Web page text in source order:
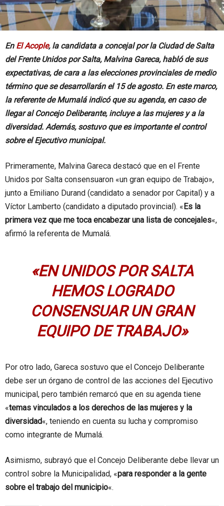
En El Acople, la candidata a concejal por la Ciudad de Salta
del Frente Unidos por Salta, Malvina Gareca, habló de sus
expectativas, de cara a las elecciones provinciales de medio
término que se desarrollarán el 15 de agosto. En este marco,
la referente de Mumalá indicó que su agenda, en caso de
llegar al Concejo Deliberante, incluye a las mujeres y a la
diversidad. Además, sostuvo que es importante el control
sobre el Ejecutivo municipal.
Primeramente, Malvina Gareca destacó que en el Frente
Unidos por Salta consensuaron «un gran equipo de Trabajo»,
junto a Emiliano Durand (candidato a senador por Capital) y a
Víctor Lamberto (candidato a diputado provincial). «Es la
primera vez que me toca encabezar una lista de concejales«,
afirmó la referenta de Mumalá.
«EN UNIDOS POR SALTA
HEMOS LOGRADO
CONSENSUAR UN GRAN
EQUIPO DE TRABAJO»
Por otro lado, Gareca sostuvo que el Concejo Deliberante
debe ser un órgano de control de las acciones del Ejecutivo
municipal, pero también remarcó que en su agenda tiene
«temas vinculados a los derechos de las mujeres y la
diversidad«, teniendo en cuenta su lucha y compromiso
como integrante de Mumalá.
Asimismo, subrayó que el Concejo Deliberante debe llevar un
control sobre la Municipalidad, «para responder a la gente
sobre el trabajo del municipio«.